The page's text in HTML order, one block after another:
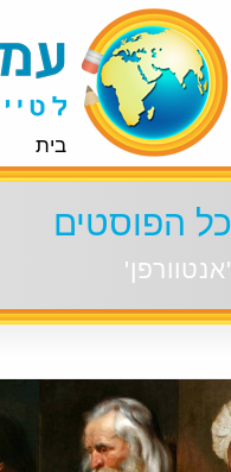
בית
כל הפוסטים
'אנטוורפן'